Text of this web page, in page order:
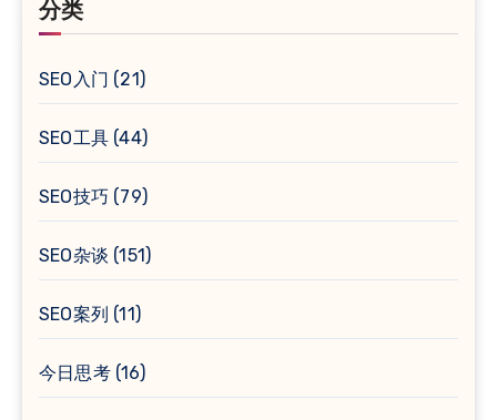
分类
SEO入门 (21)
SEO工具 (44)
SEO技巧 (79)
SEO杂谈 (151)
SEO案列 (11)
今日思考(16)